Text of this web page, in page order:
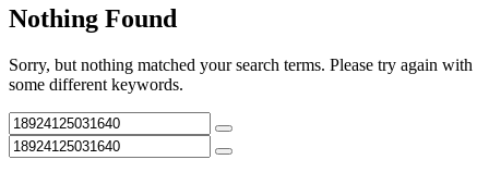
Nothing Found
Sorry, but nothing matched your search terms. Please try again with
some different keywords.